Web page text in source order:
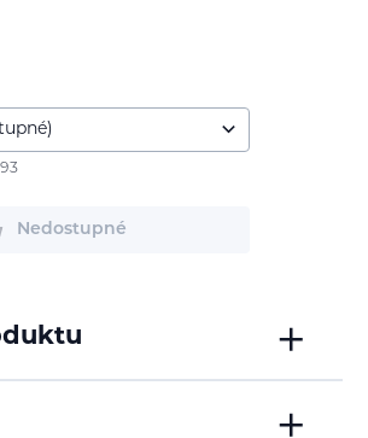
Nedostupné